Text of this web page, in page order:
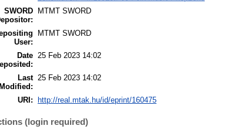
SWORD
MTMT SWORD
User:
MTMT SWORD
Date 25 Feb 2023 14:02
Last
Modified:
25 Feb 2023 14:02
URI: http://real.mtak.hu/id/eprint/160475
(login required)